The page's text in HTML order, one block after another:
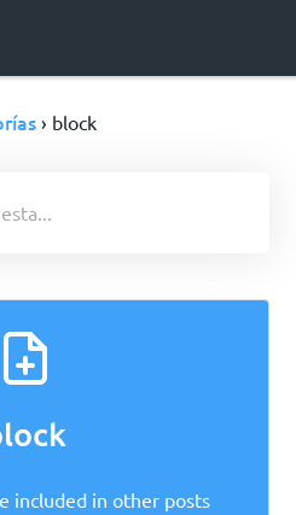
› block
included in other posts